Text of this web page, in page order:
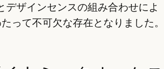
ザインセンスの組み合わせによ
って不可欠な存在となりました。